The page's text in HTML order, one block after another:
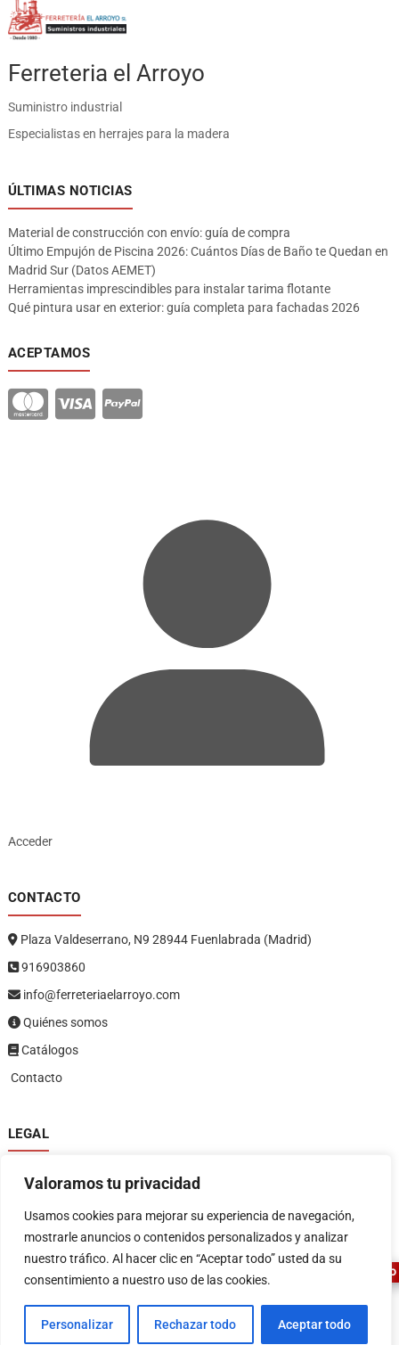
Valoramos tu privacidad
Usamos cookies para mejorar su experiencia de navegación,
mostrarle anuncios o contenidos personalizados y analizar
nuestro tráfico. Al hacer clic en “Aceptar todo” usted da su
consentimiento a nuestro uso de las cookies.
Personalizar Rechazar todo Aceptar todo
Ferreteria el Arroyo
Suministro industrial
Especialistas en herrajes para la madera
ÚLTIMAS NOTICIAS
Material de construcción con envío: guía de compra
Último Empujón de Piscina 2026: Cuántos Días de Baño te Quedan en
Madrid Sur (Datos AEMET)
Herramientas imprescindibles para instalar tarima flotante
Qué pintura usar en exterior: guía completa para fachadas 2026
ACEPTAMOS
Acceder
CONTACTO
Plaza Valdeserrano, N9 28944 Fuenlabrada (Madrid)
916903860
info@ferreteriaelarroyo.com
Quiénes somos
Catálogos
Contacto
LEGAL
Política de privacidad
Política de devoluciones y reembolsos
Términos y condiciones
FERRETERIA EL ARROYO | Diseñado por:Tema Freesia| © 2026WordPress
ASESOR FERRETERO